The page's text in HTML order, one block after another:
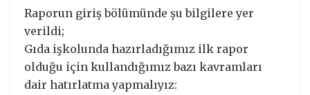
Raporun giriş bölümünde şu bilgilere yer
verildi;
Gıda işkolunda hazırladığımız ilk rapor
olduğu için kullandığımız bazı kavramları
dair hatırlatma yapmalıyız: